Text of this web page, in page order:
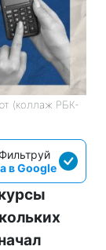
(коллаж РБК-
в Google